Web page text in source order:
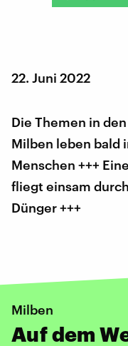
22. Juni 2022
Die Themen in
Milben leben bald
Menschen +++
fliegt einsam
Dünger +++
Milben
Auf dem